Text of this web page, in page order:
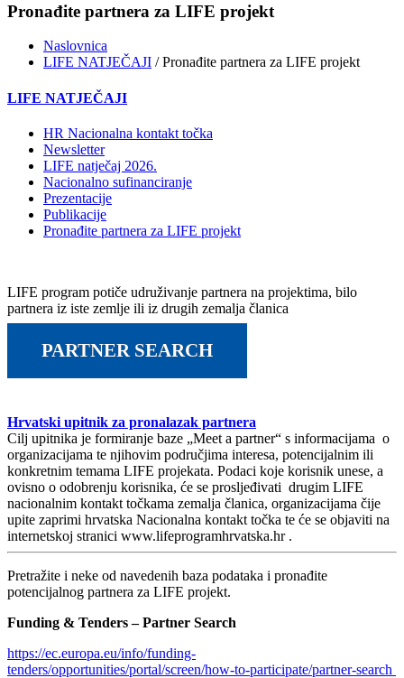
Pronađite partnera za LIFE projekt
Naslovnica
LIFE NATJEČAJI / Pronađite partnera za LIFE projekt
LIFE NATJEČAJI
HR Nacionalna kontakt točka
Newsletter
LIFE natječaj 2026.
Nacionalno sufinanciranje
Prezentacije
Publikacije
Pronađite partnera za LIFE projekt
LIFE program potiče udruživanje partnera na projektima, bilo
partnera iz iste zemlje ili iz drugih zemalja članica
PARTNER SEARCH
Hrvatski upitnik za pronalazak partnera
Cilj upitnika je formiranje baze „Meet a partner“ s informacijama o
organizacijama te njihovim područjima interesa, potencijalnim ili
konkretnim temama LIFE projekata. Podaci koje korisnik unese, a
ovisno o odobrenju korisnika, će se prosljeđivati drugim LIFE
nacionalnim kontakt točkama zemalja članica, organizacijama čije
upite zaprimi hrvatska Nacionalna kontakt točka te će se objaviti na
internetskoj stranici www.lifeprogramhrvatska.hr .
Pretražite i neke od navedenih baza podataka i pronađite
potencijalnog partnera za LIFE projekt.
Funding & Tenders – Partner Search
https://ec.europa.eu/info/funding-
tenders/opportunities/portal/screen/how-to-participate/partner-search